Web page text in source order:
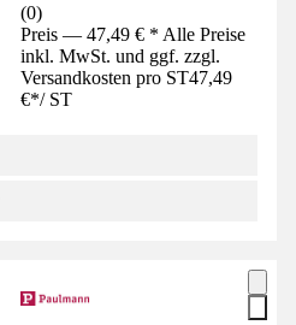
(0)
Preis — 47,49 € * Alle Preise
inkl. MwSt. und ggf. zzgl.
Versandkosten pro ST47,49
€*/ ST